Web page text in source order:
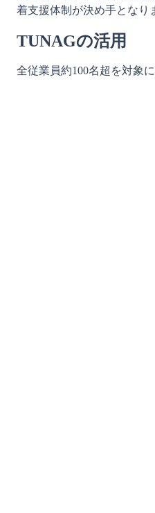
着支援体制が決め手となり
TUNAGの活用
全従業員約100名超を対象